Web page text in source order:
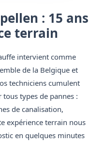
: 15 ans
terrain
intervient comme
de la Belgique et
techniciens cumulent
types de pannes :
de canalisation,
expérience terrain nous
en quelques minutes